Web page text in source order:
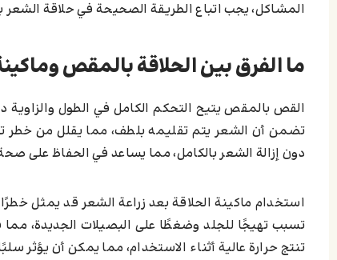
المشاكل، يجب اتباع الطريقة الصحيحة في حلاقة
ما الفرق بين الحلاقة بالمقص
القص بالمقص يتيح التحكم الكامل في الطول
تضمن أن الشعر يتم تقليمه بلطف، مما يقلل من خطر
دون إزالة الشعر بالكامل، مما يساعد في الحفاظ على
استخدام ماكينة الحلاقة بعد زراعة الشعر قد يمثل
تسبب تهيجًا للجلد وضغطًا على البصيلات الجديدة، مما
تنتج حرارة عالية أثناء الاستخدام، مما يمكن أن يؤثر